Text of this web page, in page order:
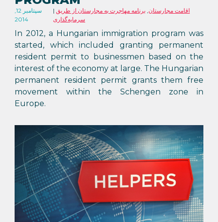
سپتامبر 12,
2014
اقامت مجارستان, برنامه مهاجرت به مجارستان از طریق
سرمایه‌گذاری
In 2012, a Hungarian immigration program was
started, which included granting permanent
resident permit to businessmen based on the
interest of the economy at large. The Hungarian
permanent resident permit grants them free
movement within the Schengen zone in
Europe.